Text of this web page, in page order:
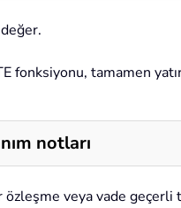
fonksiyonu, tamamen
notları
özleşme veya vade